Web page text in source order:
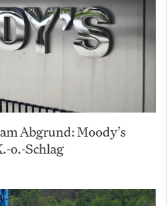
Abgrund: Moody’s
o.-Schlag